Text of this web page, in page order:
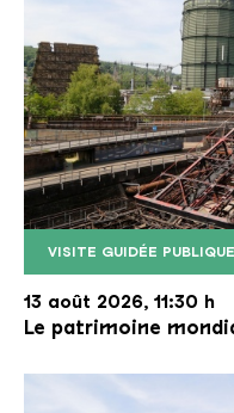
VISITE GUIDÉE PUBLIQUE
Le monte-charge
Copyright:
13 août 2026, 11:30 h
Le patrimoine